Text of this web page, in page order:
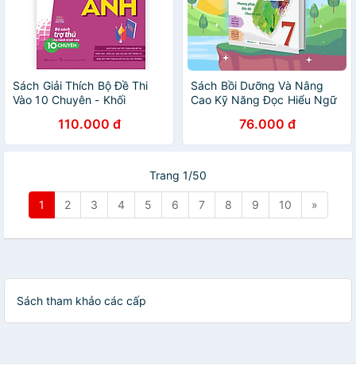
Sách Giải Thích Bộ Đề Thi
Vào 10 Chuyên - Khối
110.000 đ
Sách Bồi Dưỡng Và Nâng
Cao Kỹ Năng Đọc Hiểu Ngữ
76.000 đ
Trang 1/50
1 2 3 4 5 6 7 8 9 10 »
Sách tham khảo các cấp